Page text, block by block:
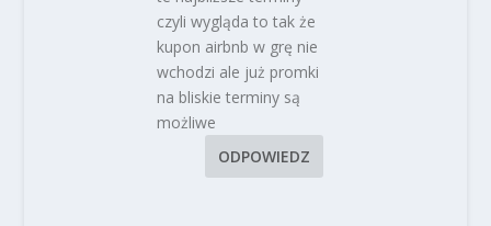
czyli wygląda to tak że
kupon airbnb w grę nie
wchodzi ale już promki
na bliskie terminy są
możliwe
ODPOWIEDZ